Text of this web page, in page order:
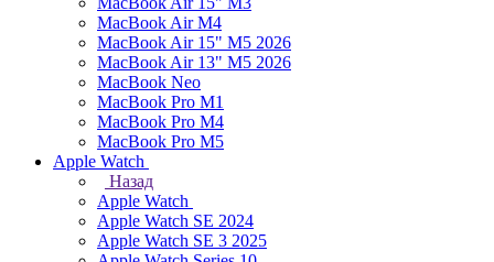
MacBook Air M4
MacBook Air 15" М5 2026
MacBook Air 13" М5 2026
MacBook Neo
MacBook Pro M1
MacBook Pro M4
MacBook Pro M5
Apple Watch
Назад
Apple Watch
Apple Watch SE 2024
Apple Watch SE 3 2025